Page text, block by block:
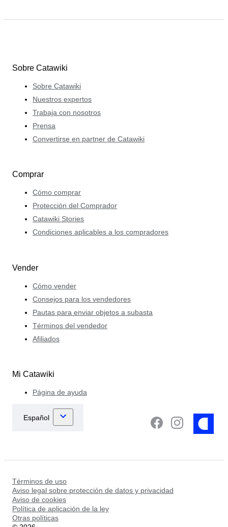
Sobre Catawiki
Sobre Catawiki
Nuestros expertos
Trabaja con nosotros
Prensa
Convertirse en partner de Catawiki
Comprar
Cómo comprar
Protección del Comprador
Catawiki Stories
Condiciones aplicables a los compradores
Vender
Cómo vender
Consejos para los vendedores
Pautas para enviar objetos a subasta
Términos del vendedor
Afiliados
Mi Catawiki
Página de ayuda
Términos de uso
Aviso legal sobre protección de datos y privacidad
Aviso de cookies
Política de aplicación de la ley
Otras políticas